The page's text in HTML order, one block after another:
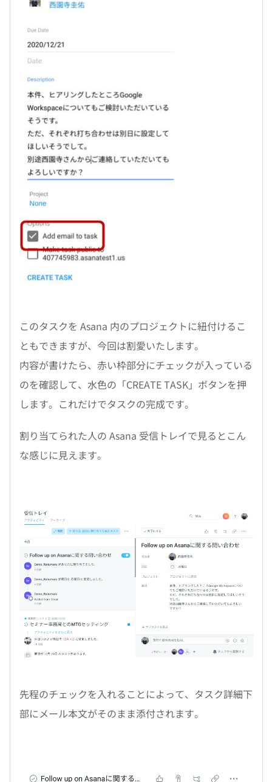
このタスクを Asana 内のプロジェクトに紐付けるこ
ともできますが、今回は割愛いたします。
内容が書けたら、赤い枠部分にチェックが入っている
のを確認して、水色の「CREATE TASK」ボタンを押
します。これだけでタスクの完成です。
割り当てられた人の Asana 受信トレイで見るとこん
な感じに見えます。
先程のチェックを入れることによって、タスク詳細下
部にメール本文がそのまま添付されます。